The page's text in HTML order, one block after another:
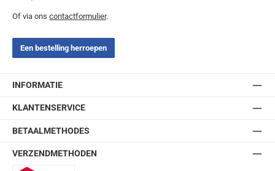
Of via ons contactformulier.
Een bestelling herroepen
INFORMATIE
KLANTENSERVICE
BETAALMETHODES
VERZENDMETHODEN